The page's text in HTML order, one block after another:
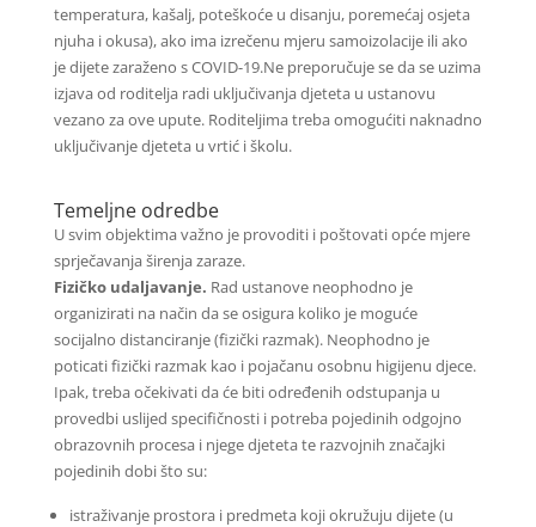
temperatura, kašalj, poteškoće u disanju, poremećaj osjeta
njuha i okusa), ako ima izrečenu mjeru samoizolacije ili ako
je dijete zaraženo s COVID-19.Ne preporučuje se da se uzima
izjava od roditelja radi uključivanja djeteta u ustanovu
vezano za ove upute. Roditeljima treba omogućiti naknadno
uključivanje djeteta u vrtić i školu.
Temeljne odredbe
U svim objektima važno je provoditi i poštovati opće mjere
sprječavanja širenja zaraze.
Fizičko udaljavanje. Rad ustanove neophodno je
organizirati na način da se osigura koliko je moguće
socijalno distanciranje (fizički razmak). Neophodno je
poticati fizički razmak kao i pojačanu osobnu higijenu djece.
Ipak, treba očekivati da će biti određenih odstupanja u
provedbi uslijed specifičnosti i potreba pojedinih odgojno
obrazovnih procesa i njege djeteta te razvojnih značajki
pojedinih dobi što su:
istraživanje prostora i predmeta koji okružuju dijete (u